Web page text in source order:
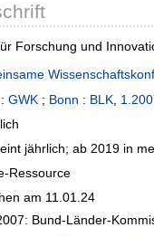
Forschung und
: GWK ; Bonn : BLK,
jährlich; ab 2019 in
Ressource
am 11.01.24
Bund-Länder-